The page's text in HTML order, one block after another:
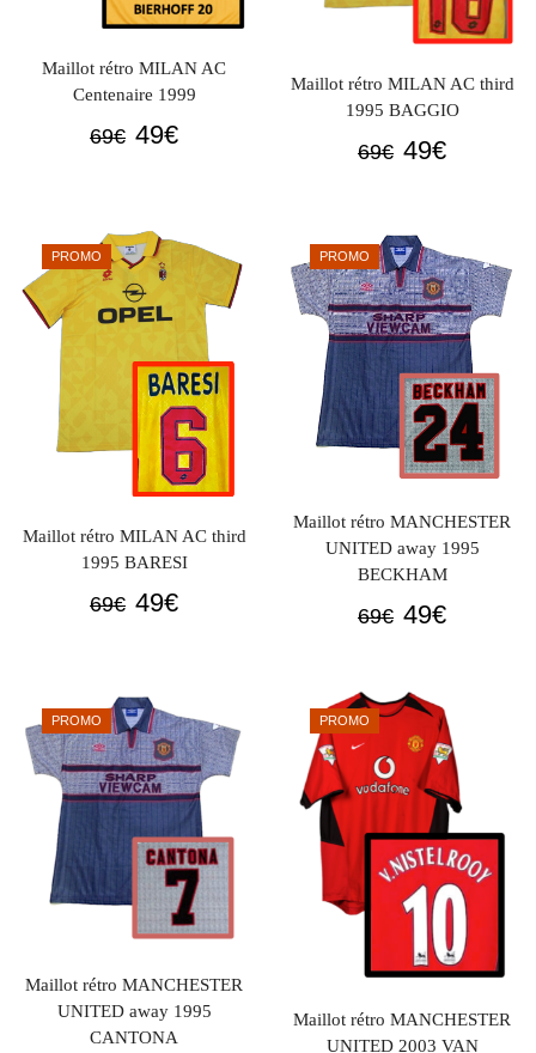
Maillot rétro MILAN AC
Centenaire 1999
69€ Le
était :
69€.
49€Le
49€.
Maillot rétro MILAN AC third
1995 BAGGIO
69€ Le
était :
69€.
49€Le
49€.
PROMO
Maillot rétro MILAN AC third
1995 BARESI
69€ Le
était :
69€.
49€Le
49€.
PROMO
Maillot rétro MANCHESTER
UNITED away 1995
BECKHAM
69€ Le
était :
69€.
49€Le
49€.
PROMO
Maillot rétro MANCHESTER
UNITED away 1995
CANTONA
PROMO
Maillot rétro MANCHESTER
UNITED 2003 VAN